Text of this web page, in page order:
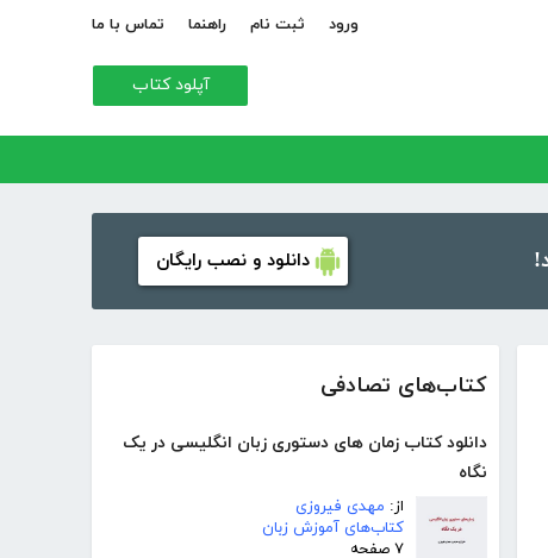
ورود ثبت نام راهنما تماس با ما
آپلود کتاب
دانلود و نصب رایگان
کتاب‌های تصادفی
دانلود کتاب زمان های دستوری زبان انگلیسی در یک
نگاه
از: مهدی فیروزی
کتاب‌های آموزش زبان
۷ صفحه